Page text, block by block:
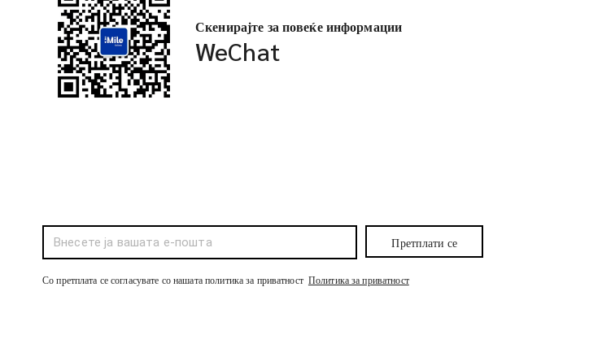
Скенирајте за повеќе информации
WeChat
Претплати се
Со претплата се согласувате со нашата политика за приватност Политика за приватност